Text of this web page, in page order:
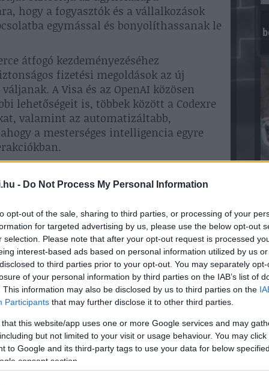
- Do Not Process My Personal Information
opt-out of the sale, sharing to third parties, or processing of your
for targeted advertising by us, please use the below opt-out
selection. Please note that after your opt-out request is processed
interest-based ads based on personal information utilized by us
to third parties prior to your opt-out. You may separately
of your personal information by third parties on the IAB’s list of
This information may also be disclosed by us to third parties on the
Participants that may further disclose it to other third parties.
that this website/app uses one or more Google services and may
but not limited to your visit or usage behaviour. You may
to Google and its third-party tags to use your data for below
consent section.
hogy a fogyasztók és a vállalkozások
egymással és bonyolíthassanak le
átfogó kezdeményezéséhez
fizetési megoldások az új
A Visa és az OpenAI közösen
lehetőségeit is, többek között a Codexre
valamint az automatizáltabb,
a mesterséges intelligencia egyre
megoldásai beépülnek az OpenAI
egyszerűen és hatékonyan
Visa fizetéseket. A Visa az
tokenizációs
amelyek a megbízható
felhasználói jogosultságok,
szerint történnek, például költési
jóváhagyások alapján. A fizetések
valós idejű engedélyezési és
biztosítva az új, AI vezérelt fizetési
magas szintjének